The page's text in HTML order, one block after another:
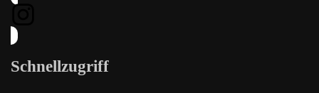
Schnellzugriff